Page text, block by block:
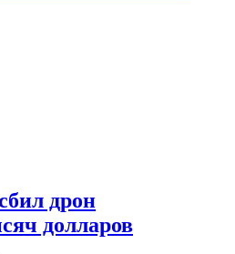
дрон
долларов